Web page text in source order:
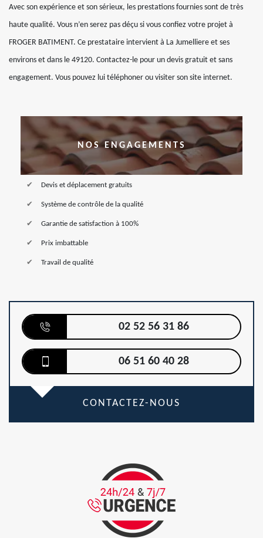
Avec son expérience et son sérieux, les prestations fournies sont de très
haute qualité. Vous n’en serez pas déçu si vous confiez votre projet à
FROGER BATIMENT. Ce prestataire intervient à La Jumelliere et ses
environs et dans le 49120. Contactez-le pour un devis gratuit et sans
engagement. Vous pouvez lui téléphoner ou visiter son site internet.
NOS ENGAGEMENTS
Devis et déplacement gratuits
Système de contrôle de la qualité
Garantie de satisfaction à 100%
Prix imbattable
Travail de qualité
02 52 56 31 86
06 51 60 40 28
CONTACTEZ-NOUS